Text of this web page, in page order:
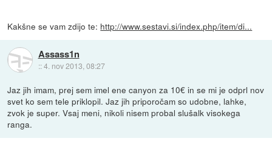
Kakšne se vam zdijo te: http://www.sestavi.si/index.php/item/di...
Assass1n
::4. nov 2013, 08:27
Jaz jih imam, prej sem imel ene canyon za 10€ in se mi je odprl nov
svet ko sem tele priklopil. Jaz jih priporočam so udobne, lahke,
zvok je super. Vsaj meni, nikoli nisem probal slušalk visokega
ranga.